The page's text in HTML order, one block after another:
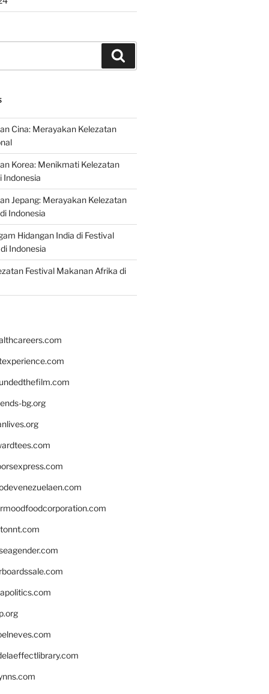
Cina: Merayakan Kelezatan
Korea: Menikmati Kelezatan
Indonesia
Jepang: Merayakan Kelezatan
Indonesia
Hidangan India di Festival
Indonesia
Festival Makanan Afrika di
bg.org